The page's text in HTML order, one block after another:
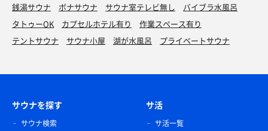
銭湯サウナ
ボナサウナ サウナ室テレビ無し
バイブラ水風呂
タトゥーOK
カプセルホテル有り
作業スペース有り
テントサウナ
サウナ小屋 湖が水風呂 プライベートサウナ
サウナを探す
サウナ検索
サ活
サ活一覧